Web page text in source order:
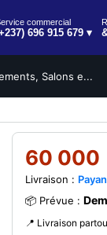
commercial
696 915 679 ▾
Salons e...
60 000
Livraison :
📦 Prévue :
📍 Livraison